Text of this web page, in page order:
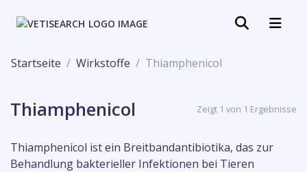
Startseite Wirkstoffe Thiamphenicol
Thiamphenicol Zeigt 1 von 1 Ergebnisse
Thiamphenicol ist ein Breitbandantibiotika, das zur
Behandlung bakterieller Infektionen bei Tieren